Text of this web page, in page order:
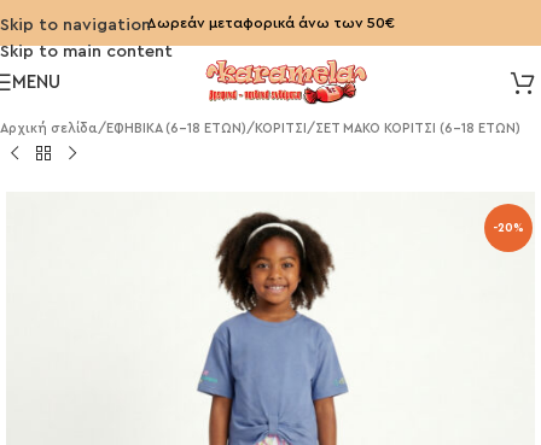
Skip to navigation
Skip to main content
Δωρεάν μεταφορικά άνω των 50€
MENU
Αρχική σελίδα/ ΕΦΗΒΙΚΑ (6-18 ΕΤΩΝ)/ ΚΟΡΙΤΣΙ /ΣΕΤ ΜΑΚΟ ΚΟΡΙΤΣΙ (6-18 ΕΤΩΝ)
-20%